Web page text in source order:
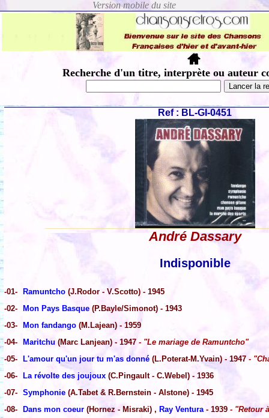
Recherche d'un titre, interprète ou auteur
Ref : BL-GI-0451
André Dassary
Indisponible
-01- Ramuntcho (J.Rodor - V.Scotto) - 1945
-02- Mon Pays Basque (P.Bayle/Simonot) - 1943
-03- Mon fandango (M.Lajean) - 1959
-04- Maritchu (Marc Lanjean) - 1947 - "Le mariage de Ramuntcho"
-05- L'amour qu'un jour tu m'as donné (L.Poterat-M.Yvain) - 1947-
-06- La révolte des joujoux (C.Pingault - C.Webel) - 1936
-07- Symphonie (A.Tabet & R.Bernstein - Alstone) - 1945
-08- Dans mon coeur (Hornez - Misraki) , Ray Ventura - 1939 - "Retour